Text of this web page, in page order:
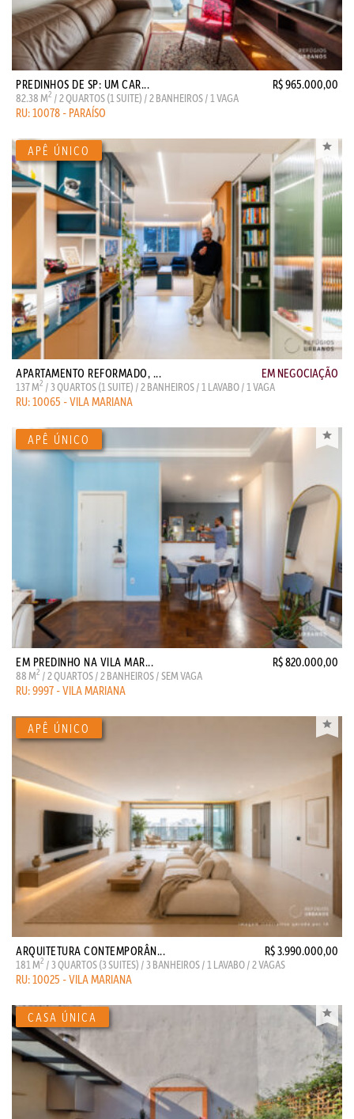
PREDINHOS DE SP: UM CAR... R$ 965.000,00
82.38 M2 / 2 QUARTOS (1 SUITE) / 2 BANHEIROS / 1 VAGA
RU: 10078 - PARAÍSO
APARTAMENTO REFORMADO, ... EM NEGOCIAÇÃO
137 M2 / 3 QUARTOS (1 SUITE) / 2 BANHEIROS / 1 LAVABO / 1 VAGA
RU: 10065 - VILA MARIANA
EM PREDINHO NA VILA MAR... R$ 820.000,00
88 M2 / 2 QUARTOS / 2 BANHEIROS / SEM VAGA
RU: 9997 - VILA MARIANA
ARQUITETURA CONTEMPORÂN... R$ 3.990.000,00
181 M2 / 3 QUARTOS (3 SUITES) / 3 BANHEIROS / 1 LAVABO / 2 VAGAS
RU: 10025 - VILA MARIANA